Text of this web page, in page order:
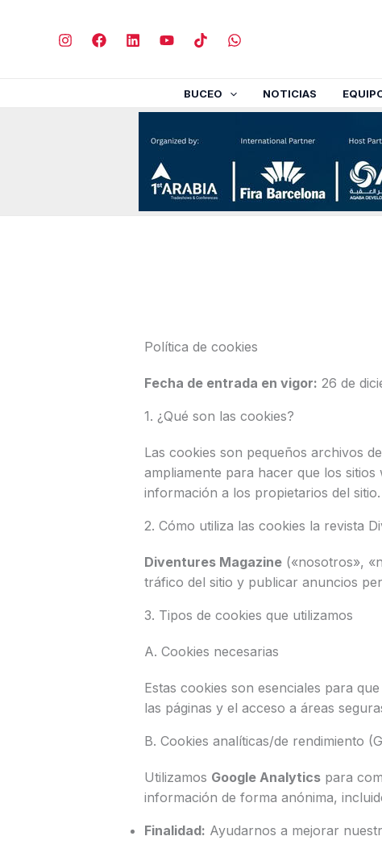
contenido
BUCEO NOTICIAS
Política de cookies
Fecha de entrada en vigor: 26 de
1. ¿Qué son las cookies?
Las cookies son pequeños archivos
ampliamente para hacer que los
información a los propietarios del sitio.
2. Cómo utiliza las cookies la revista
Diventures Magazine(«nosotros»,
tráfico del sitio y publicar anuncios
3. Tipos de cookies que utilizamos
A. Cookies necesarias
Estas cookies son esenciales para
las páginas y el acceso a áreas
B. Cookies analíticas/de rendimiento
Utilizamos Google Analyticspara
información de forma anónima,
Finalidad: Ayudarnos a mejorar